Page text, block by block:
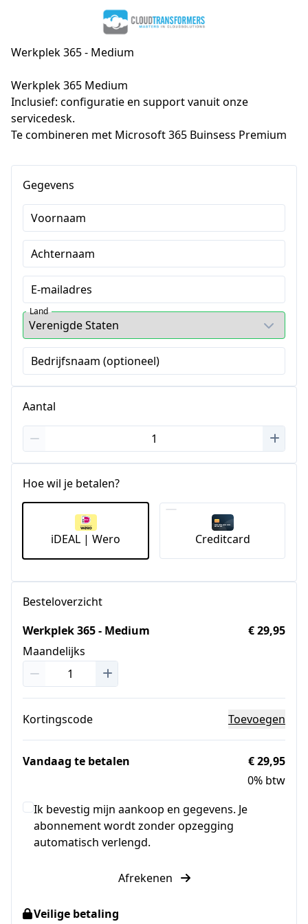
Werkplek 365 - Medium
Werkplek 365 Medium
Inclusief: configuratie en support vanuit onze
servicedesk.
Te combineren met Microsoft 365 Buinsess Premium
Gegevens
Voornaam
Achternaam
E-mailadres
Land
Bedrijfsnaam (optioneel)
Aantal
Hoe wil je betalen?
iDEAL | Wero Creditcard
Besteloverzicht
Werkplek 365 - Medium
Maandelijks
€ 29,95
Kortingscode Toevoegen
Vandaag te betalen
€ 29,95
0% btw
Ik bevestig mijn aankoop en gegevens. Je
abonnement wordt zonder opzegging
automatisch verlengd.
Afrekenen
Veilige betaling